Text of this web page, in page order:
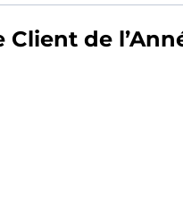
Client de